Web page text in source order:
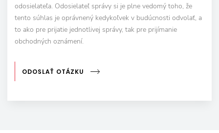
odosielateľa. Odosielateľ správy si je plne vedomý toho, že
tento súhlas je oprávnený kedykoľvek v budúcnosti odvolať, a
to ako pre prijatie jednotlivej správy, tak pre prijímanie
obchodných oznámení.
ODOSLAŤ OTÁZKU